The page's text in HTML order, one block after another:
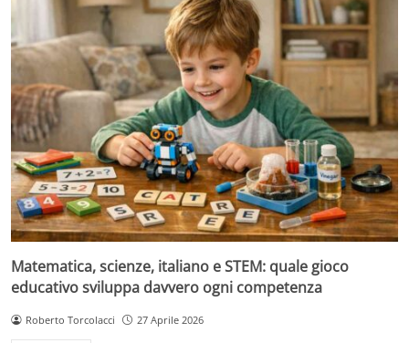
Matematica, scienze, italiano e STEM: quale gioco
educativo sviluppa davvero ogni competenza
Roberto Torcolacci 27 Aprile 2026